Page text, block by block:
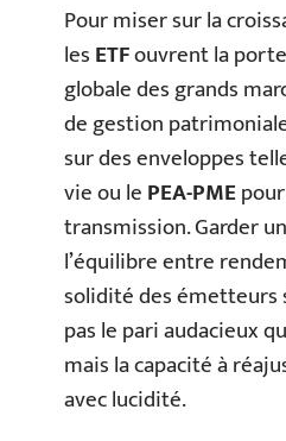
Pour miser sur la
lesETFouvrent la
globale des grands
de gestion
sur des enveloppes
vie ou lePEA-PME
transmission. Garder
l’équilibre entre
solidité des émetteurs
pas le pari audacieux
mais la capacité à
avec lucidité.